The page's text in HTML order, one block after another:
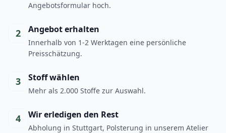
Angebotsformular hoch.
2 Angebot erhalten
Innerhalb von 1-2 Werktagen eine persönliche
Preisschätzung.
3 Stoff wählen
Mehr als 2.000 Stoffe zur Auswahl.
4 Wir erledigen den Rest
Abholung in Stuttgart, Polsterung in unserem Atelier